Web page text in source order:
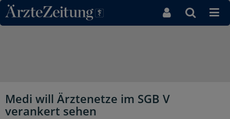
Direkt zum Inhaltsbereich
Medi will Ärztenetze im SGB V
verankert sehen